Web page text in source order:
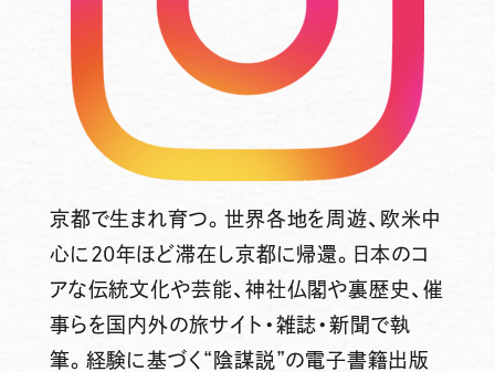
京都で生まれ育つ。世界各地を周遊、欧米中
心に20年ほど滞在し京都に帰還。日本のコ
アな伝統文化や芸能、神社仏閣や裏歴史、催
事らを国内外の旅サイト・雑誌・新聞で執
筆。経験に基づく“陰謀説”の電子書籍出版